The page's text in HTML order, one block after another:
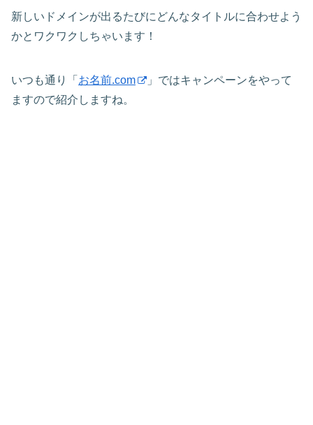
新しいドメインが出るたびにどんなタイトルに合わせよう
かとワクワクしちゃいます！
いつも通り「 お名前.com
」ではキャンペーンをやって
ますので紹介しますね。